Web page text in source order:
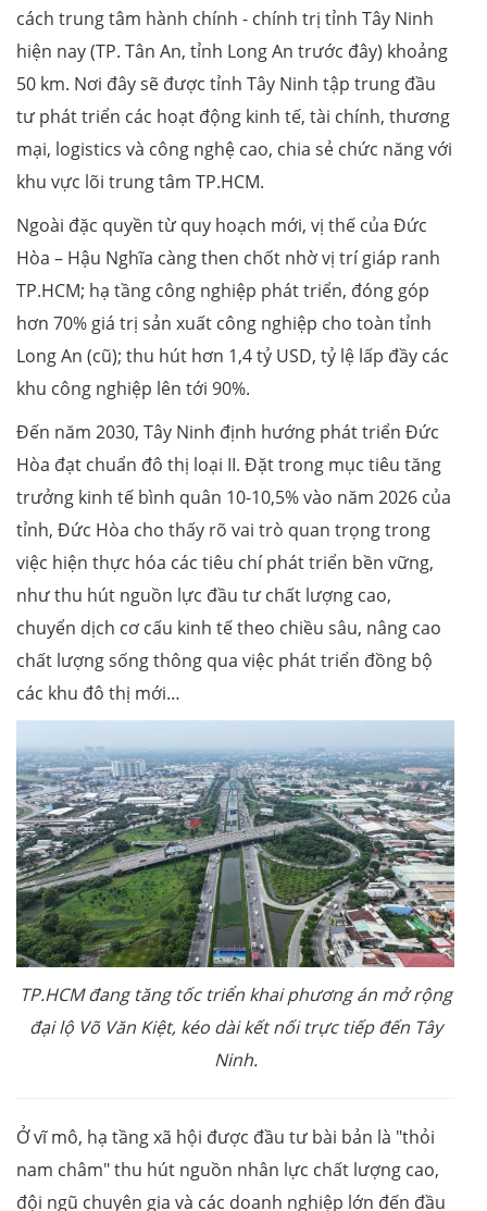
cách trung tâm hành chính - chính trị tỉnh Tây Ninh
hiện nay (TP. Tân An, tỉnh Long An trước đây) khoảng
50 km. Nơi đây sẽ được tỉnh Tây Ninh tập trung đầu
tư phát triển các hoạt động kinh tế, tài chính, thương
mại, logistics và công nghệ cao, chia sẻ chức năng với
khu vực lõi trung tâm TP.HCM.
Ngoài đặc quyền từ quy hoạch mới, vị thế của Đức
Hòa – Hậu Nghĩa càng then chốt nhờ vị trí giáp ranh
TP.HCM; hạ tầng công nghiệp phát triển, đóng góp
hơn 70% giá trị sản xuất công nghiệp cho toàn tỉnh
Long An (cũ); thu hút hơn 1,4 tỷ USD, tỷ lệ lấp đầy các
khu công nghiệp lên tới 90%.
Đến năm 2030, Tây Ninh định hướng phát triển Đức
Hòa đạt chuẩn đô thị loại II. Đặt trong mục tiêu tăng
trưởng kinh tế bình quân 10-10,5% vào năm 2026 của
tỉnh, Đức Hòa cho thấy rõ vai trò quan trọng trong
việc hiện thực hóa các tiêu chí phát triển bền vững,
như thu hút nguồn lực đầu tư chất lượng cao,
chuyển dịch cơ cấu kinh tế theo chiều sâu, nâng cao
chất lượng sống thông qua việc phát triển đồng bộ
các khu đô thị mới…
TP.HCM đang tăng tốc triển khai phương án mở rộng
đại lộ Võ Văn Kiệt, kéo dài kết nối trực tiếp đến Tây
Ninh.
Ở vĩ mô, hạ tầng xã hội được đầu tư bài bản là "thỏi
nam châm" thu hút nguồn nhân lực chất lượng cao,
đội ngũ chuyên gia và các doanh nghiệp lớn đến đầu